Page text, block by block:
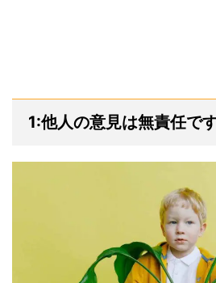
1:他人の意見は無責任で